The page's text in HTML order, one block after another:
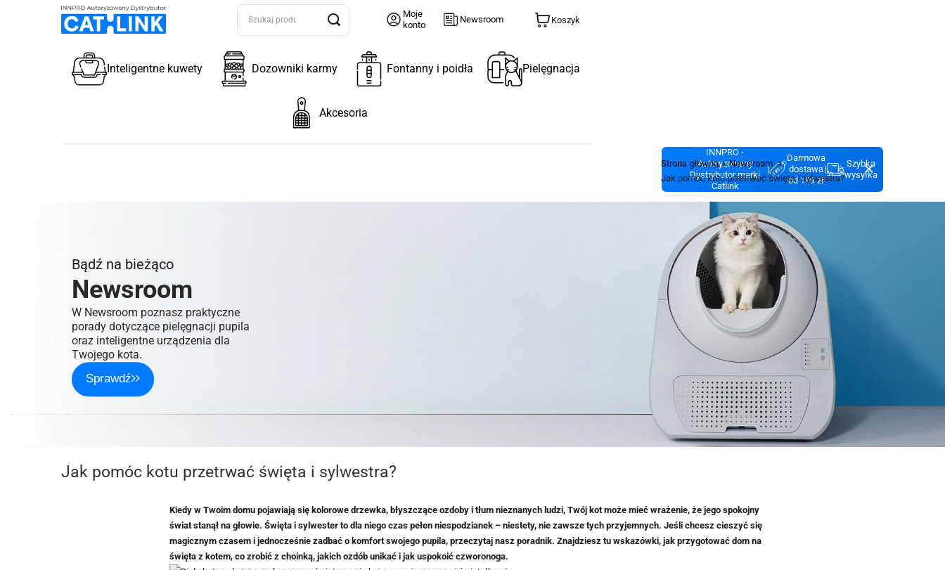
INNPRO -
Autoryzowany
Dystrybutor marki
Catlink
|
Darmowa
dostawa
od 199 zł
|
Szybka
wysyłka
Moje
konto
Newsroom Koszyk
Inteligentne kuwety Dozowniki karmy Fontanny i poidła Pielęgnacja
Akcesoria
Strona główna
Newsroom
Jak pomóc kotu przetrwać święta i sylwestra?
Bądź na bieżąco
Newsroom
W Newsroom poznasz praktyczne
porady dotyczące pielęgnacji pupila
oraz inteligentne urządzenia dla
Twojego kota.
Sprawdź
Jak pomóc kotu przetrwać święta i sylwestra?
Kiedy w Twoim domu pojawiają się kolorowe drzewka, błyszczące ozdoby i tłum nieznanych ludzi, Twój kot może mieć wrażenie, że jego spokojny
świat stanął na głowie. Święta i sylwester to dla niego czas pełen niespodzianek – niestety, nie zawsze tych przyjemnych. Jeśli chcesz cieszyć się
magicznym czasem i jednocześnie zadbać o komfort swojego pupila, przeczytaj nasz poradnik. Znajdziesz tu wskazówki, jak przygotować dom na
święta z kotem, co zrobić z choinką, jakich ozdób unikać i jak uspokoić czworonoga.